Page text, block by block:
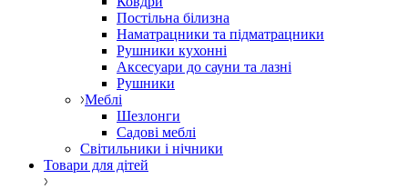
Постільна білизна
Наматрацники та підматрацники
Рушники кухонні
Аксесуари до сауни та лазні
Рушники
Меблі
Шезлонги
Садові меблі
Світильники і нічники
Товари для дітей